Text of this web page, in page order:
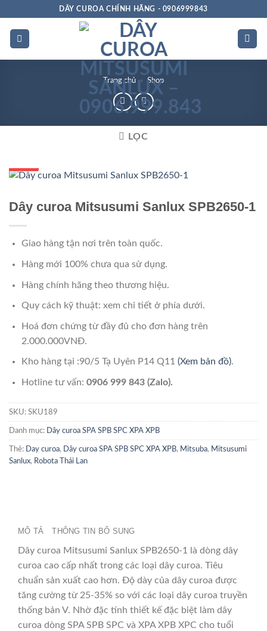
dung
DÂY CUROA CHÍNH HÃNG - 0906999843
Trang chủ » Shop
LỌC
Dây curoa Mitsusumi Sanlux SPB2650-1
Giao hàng tận nơi trên toàn quốc.
Hàng mới 100% chưa qua sử dụng.
Hàng chính hãng theo thương hiệu.
Quy cách kỹ thuật: xem chi tiết ở phía dưới.
Hoá đơn chứng từ đầy đủ cho đơn hàng trên
2.000.000VNĐ.
Kho hàng tại :90/5 Tạ Uyên P14 Q11 (Xem bản đồ).
Hotline tư vấn: 0906 999 843 (Zalo).
SKU: SKU189
Danh mục: Dây curoa SPA SPB SPC XPA XPB
Thẻ: Day curoa, Dây curoa SPA SPB SPC XPA XPB, Mitsuba, Mitsusumi
Sanlux, Robota Thái Lan
MÔ TẢ THÔNG TIN BỔ SUNG
Dây curoa Mitsusumi Sanlux SPB2650-1 là dòng dây
curoa cao cấp nhất trong các loại dây curoa. Tiêu
chuẩn sản xuất cao hơn. Độ dày của dây curoa được
tăng cường từ 25-35% so với các loại dây curoa truyền
thống bản V. Nhờ đặc tính thiết kế đặc biệt làm dây
curoa dòng SPA SPB SPC và XPA XPB XPC cho tuổi